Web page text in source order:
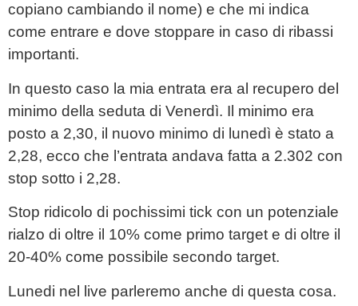
copiano cambiando il nome) e che mi indica
come entrare e dove stoppare in caso di ribassi
importanti.
In questo caso la mia entrata era al recupero del
minimo della seduta di Venerdì. Il minimo era
posto a 2,30, il nuovo minimo di lunedì è stato a
2,28, ecco che l’entrata andava fatta a 2.302 con
stop sotto i 2,28.
Stop ridicolo di pochissimi tick con un potenziale
rialzo di oltre il 10% come primo target e di oltre il
20-40% come possibile secondo target.
Lunedi nel live parleremo anche di questa cosa.